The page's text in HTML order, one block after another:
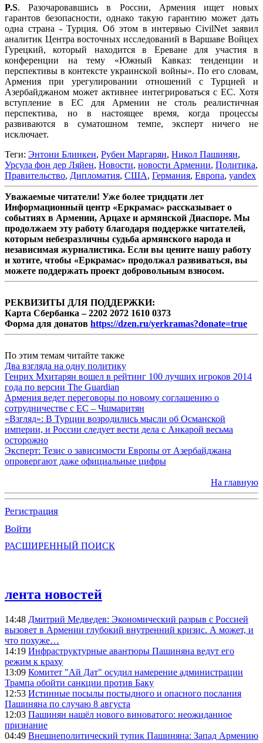
P.S. Разочаровавшись в России, Армения ищет новых
гарантов безопасности, однако такую гарантию может дать
одна страна - Турция. Об этом в интервью CivilNet заявил
аналитик Центра восточных исследований в Варшаве Войцех
Гурецкий, который находится в Ереване для участия в
конференции на тему «Южный Кавказ: тенденции и
перспективы в контексте украинской войны». По его словам,
Армения при урегулировании отношений с Турцией и
Азербайджаном может активнее интегрироваться с ЕС. Хотя
вступление в ЕС для Армении не столь реалистичная
перспектива, но в настоящее время, когда процессы
развиваются в суматошном темпе, эксперт ничего не
исключает.
Теги: Энтони Блинкен, Рубен Маргарян, Никол Пашинян,
Урсула фон дер Ляйен, Новости, новости Армении, Политика,
Правительство, Дипломатия, США, Германия, Европа, yandex
Уважаемые читатели! Уже более тридцати лет
Информационный центр «Еркрамас» рассказывает о
событиях в Армении, Арцахе и армянской Диаспоре. Мы
продолжаем эту работу благодаря поддержке читателей,
которым небезразличны судьба армянского народа и
независимая журналистика. Если вы цените нашу работу
и хотите, чтобы «Еркрамас» продолжал развиваться, вы
можете поддержать проект добровольным взносом.
РЕКВИЗИТЫ ДЛЯ ПОДДЕРЖКИ:
Карта Сбербанка – 2202 2072 1610 0373
Форма для донатов https://dzen.ru/yerkramas?donate=true
По этим темам читайте также
Два взгляда на одну политику
Генрих Мхитарян вошел в рейтинг 100 лучших игроков 2014
года по версии The Guardian
Армения ведет переговоры по новому соглашению о
сотрудничестве с ЕС – Чшмаритян
«Взгляд»: В Турции возродились мысли об Османской
империи, и России следует вести дела с Анкарой весьма
осторожно
Эксперт: Тезис о зависимости Европы от Азербайджана
опровергают даже официальные цифры
На главную
Регистрация
Войти
РАСШИРЕННЫЙ ПОИСК
лента новостей
14:48 Дмитрий Медведев: Экономический разрыв с Россией
вызовет в Армении глубокий внутренний кризис. А может, и
что похуже…
14:19 Инфраструктурные авантюры Пашиняна ведут его
режим к краху
13:09 Комитет "Ай Дат" осудил намерение администрации
Трампа обойти санкции против Баку
12:53 Истинные посылы постыдного и опасного послания
Пашиняна по случаю 8 августа
12:03 Пашинян нашёл нового виноватого: неожиданное
признание
04:49 Внешнеполитический тупик Пашиняна: Запад Армению